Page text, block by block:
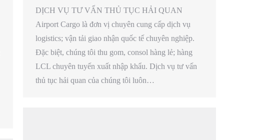
DỊCH VỤ TƯ VẤN THỦ TỤC HẢI QUAN
Airport Cargo là đơn vị chuyên cung cấp dịch vụ
logistics; vận tải giao nhận quốc tế chuyên nghiệp.
Đặc biệt, chúng tôi thu gom, consol hàng lẻ; hàng
LCL chuyên tuyến xuất nhập khẩu. Dịch vụ tư vấn
thủ tục hải quan của chúng tôi luôn…